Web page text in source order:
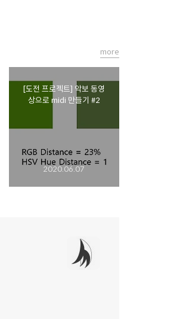
[도전 프로젝트] 악보 동영
상으로 midi 만들기 #2
2020.06.07
more